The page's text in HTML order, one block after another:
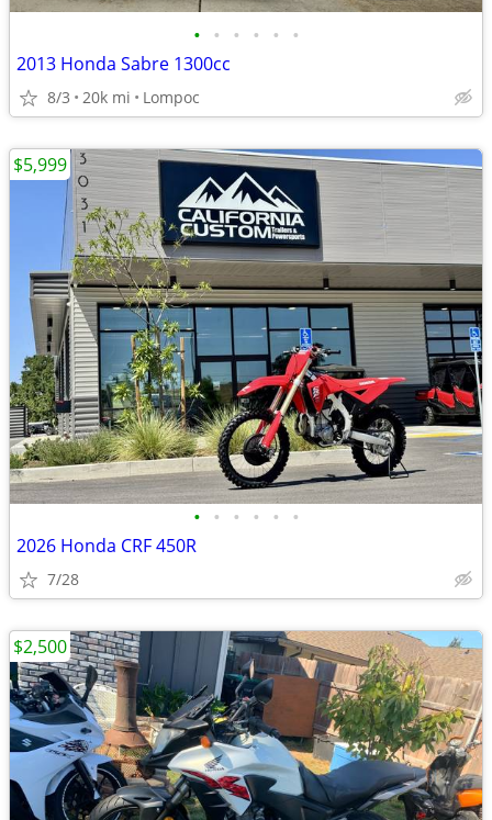
• • • • • •
2013 Honda Sabre 1300cc
8/3 20k mi Lompoc
• • • • • •
2026 Honda CRF 450R
7/28
$5,999
$2,500